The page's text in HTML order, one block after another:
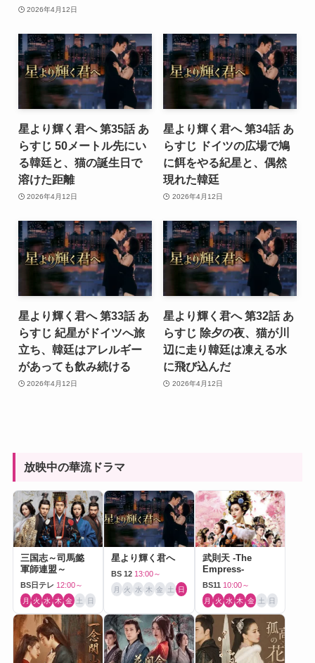
2026年4月12日
星より輝く君へ 第35話 あ
らすじ 50メートル先にい
る韓廷と、猫の誕生日で
溶けた距離
2026年4月12日
星より輝く君へ 第34話 あ
らすじ ドイツの広場で鳩
に餌をやる紀星と、偶然
現れた韓廷
2026年4月12日
星より輝く君へ 第33話 あ
らすじ 紀星がドイツへ旅
立ち、韓廷はアレルギー
があっても飲み続ける
2026年4月12日
星より輝く君へ 第32話 あ
らすじ 除夕の夜、猫が川
辺に走り韓廷は凍える水
に飛び込んだ
2026年4月12日
放映中の華流ドラマ
三国志～司馬懿
軍師連盟～
BS日テレ 12:00～
月 火 水 木 金 土 日
星より輝く君へ
BS 12 13:00～
月 火 水 木 金 土 日
武則天 -The
Empress-
BS11 10:00～
月 火 水 木 金 土 日